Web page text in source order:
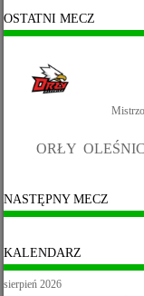
OSTATNI MECZ
ORŁY
NASTĘPNY MECZ
KALENDARZ
sierpień 2026